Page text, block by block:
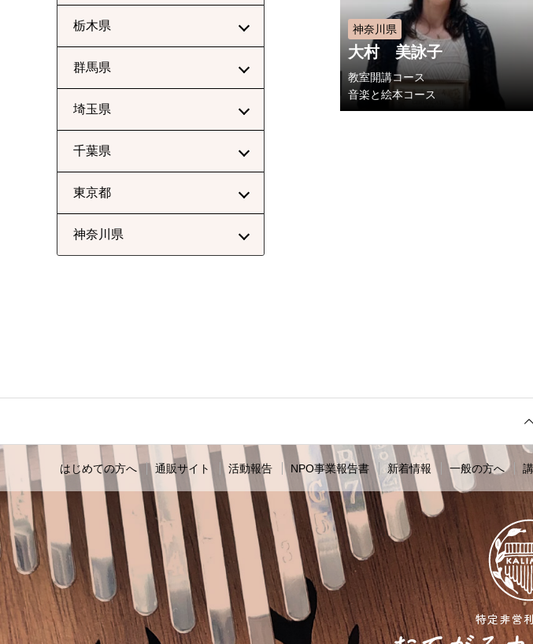
神奈川県
大村 美詠子
教室開講コース
音楽と絵本コース
栃木県
群馬県
埼玉県
千葉県
東京都
神奈川県
はじめての方へ 通販サイト 活動報告 NPO事業報告書 新着情報 一般の方へ